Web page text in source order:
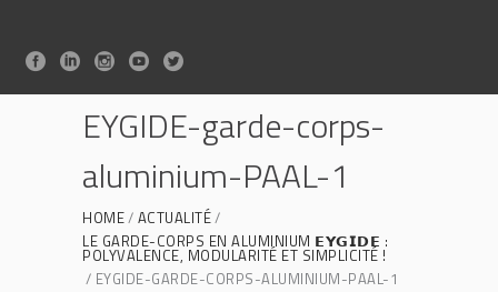
EYGIDE-garde-corps-
aluminium-PAAL-1
HOME ACTUALITÉ
LE GARDE-CORPS EN ALUMINIUM 𝗘𝗬𝗚𝗜𝗗𝗘 :
POLYVALENCE, MODULARITÉ ET SIMPLICITÉ !
EYGIDE-GARDE-CORPS-ALUMINIUM-PAAL-1